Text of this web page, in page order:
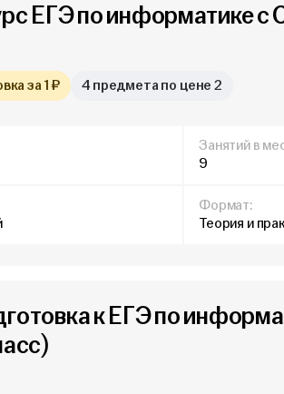
ЕГЭ по информатике с
за 1 ₽ 4 предмета по цене 2
Занятий в
9
Формат:
Теория и
к ЕГЭ по